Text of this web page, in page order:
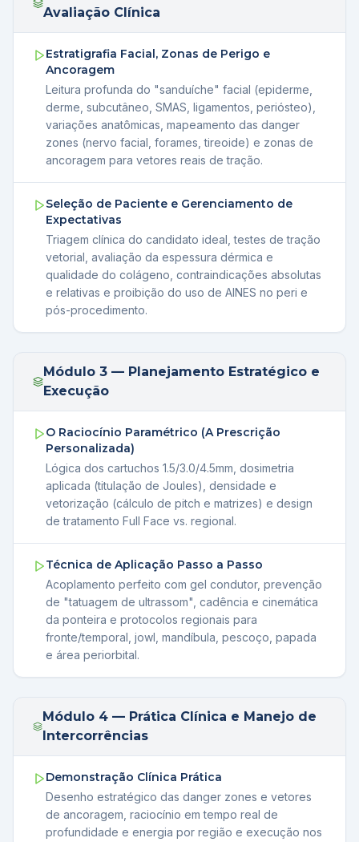
Avaliação Clínica
Estratigrafia Facial, Zonas de Perigo e
Ancoragem
Leitura profunda do "sanduíche" facial (epiderme,
derme, subcutâneo, SMAS, ligamentos, periósteo),
variações anatômicas, mapeamento das danger
zones (nervo facial, forames, tireoide) e zonas de
ancoragem para vetores reais de tração.
Seleção de Paciente e Gerenciamento de
Expectativas
Triagem clínica do candidato ideal, testes de tração
vetorial, avaliação da espessura dérmica e
qualidade do colágeno, contraindicações absolutas
e relativas e proibição do uso de AINES no peri e
pós-procedimento.
Módulo 3 — Planejamento Estratégico e
Execução
O Raciocínio Paramétrico (A Prescrição
Personalizada)
Lógica dos cartuchos 1.5/3.0/4.5mm, dosimetria
aplicada (titulação de Joules), densidade e
vetorização (cálculo de pitch e matrizes) e design
de tratamento Full Face vs. regional.
Técnica de Aplicação Passo a Passo
Acoplamento perfeito com gel condutor, prevenção
de "tatuagem de ultrassom", cadência e cinemática
da ponteira e protocolos regionais para
fronte/temporal, jowl, mandíbula, pescoço, papada
e área periorbital.
Módulo 4 — Prática Clínica e Manejo de
Intercorrências
Demonstração Clínica Prática
Desenho estratégico das danger zones e vetores
de ancoragem, raciocínio em tempo real de
profundidade e energia por região e execução nos